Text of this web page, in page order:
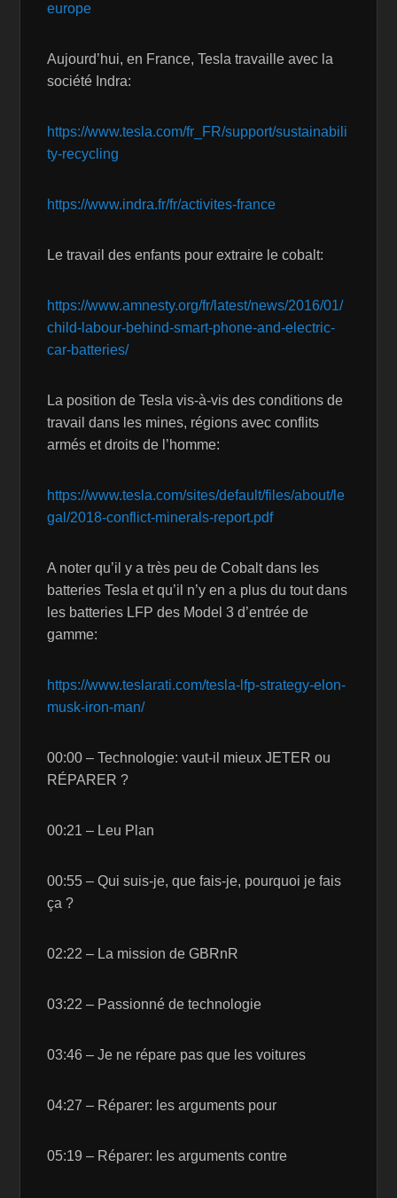
europe
Aujourd’hui, en France, Tesla travaille avec la
société Indra:
https://www.tesla.com/fr_FR/support/sustainabili
ty-recycling
https://www.indra.fr/fr/activites-france
Le travail des enfants pour extraire le cobalt:
https://www.amnesty.org/fr/latest/news/2016/01/
child-labour-behind-smart-phone-and-electric-
car-batteries/
La position de Tesla vis-à-vis des conditions de
travail dans les mines, régions avec conflits
armés et droits de l’homme:
https://www.tesla.com/sites/default/files/about/le
gal/2018-conflict-minerals-report.pdf
A noter qu’il y a très peu de Cobalt dans les
batteries Tesla et qu’il n’y en a plus du tout dans
les batteries LFP des Model 3 d’entrée de
gamme:
https://www.teslarati.com/tesla-lfp-strategy-elon-
musk-iron-man/
00:00 – Technologie: vaut-il mieux JETER ou
RÉPARER ?
00:21 – Leu Plan
00:55 – Qui suis-je, que fais-je, pourquoi je fais
ça ?
02:22 – La mission de GBRnR
03:22 – Passionné de technologie
03:46 – Je ne répare pas que les voitures
04:27 – Réparer: les arguments pour
05:19 – Réparer: les arguments contre